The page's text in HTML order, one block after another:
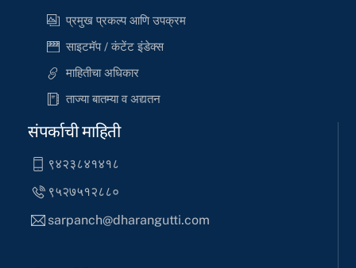
प्रमुख प्रकल्प आणि उपक्रम
साइटमॅप / कंटेंट इंडेक्स
माहितीचा अधिकार
ताज्या बातम्या व अद्यतन
संपर्काची माहिती
९४२३८४१४१८
९५२७५१२८८०
sarpanch@dharangutti.com